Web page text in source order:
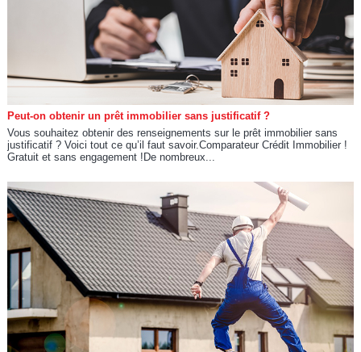
Peut-on obtenir un prêt immobilier sans justificatif ?
Vous souhaitez obtenir des renseignements sur le prêt immobilier sans
justificatif ? Voici tout ce qu’il faut savoir.Comparateur Crédit Immobilier !
Gratuit et sans engagement !De nombreux...